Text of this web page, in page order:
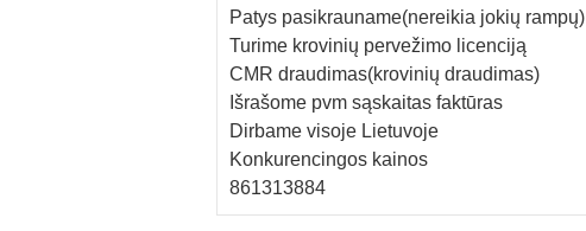
Patys pasikrauname(nereikia jokių rampų)
Turime krovinių pervežimo licenciją
CMR draudimas(krovinių draudimas)
Išrašome pvm sąskaitas faktūras
Dirbame visoje Lietuvoje
Konkurencingos kainos
861313884